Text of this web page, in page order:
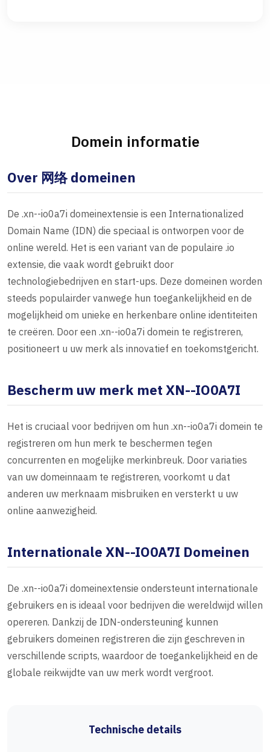
Domein informatie
Over 网络 domeinen
De .xn--io0a7i domeinextensie is een Internationalized
Domain Name (IDN) die speciaal is ontworpen voor de
online wereld. Het is een variant van de populaire .io
extensie, die vaak wordt gebruikt door
technologiebedrijven en start-ups. Deze domeinen worden
steeds populairder vanwege hun toegankelijkheid en de
mogelijkheid om unieke en herkenbare online identiteiten
te creëren. Door een .xn--io0a7i domein te registreren,
positioneert u uw merk als innovatief en toekomstgericht.
Bescherm uw merk met XN--IO0A7I
Het is cruciaal voor bedrijven om hun .xn--io0a7i domein te
registreren om hun merk te beschermen tegen
concurrenten en mogelijke merkinbreuk. Door variaties
van uw domeinnaam te registreren, voorkomt u dat
anderen uw merknaam misbruiken en versterkt u uw
online aanwezigheid.
Internationale XN--IO0A7I Domeinen
De .xn--io0a7i domeinextensie ondersteunt internationale
gebruikers en is ideaal voor bedrijven die wereldwijd willen
opereren. Dankzij de IDN-ondersteuning kunnen
gebruikers domeinen registreren die zijn geschreven in
verschillende scripts, waardoor de toegankelijkheid en de
globale reikwijdte van uw merk wordt vergroot.
Technische details